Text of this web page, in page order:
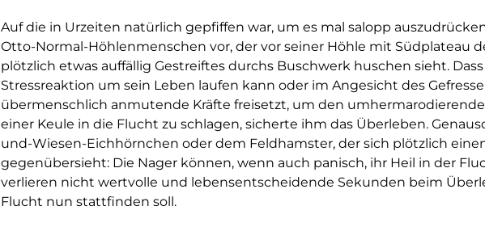
Auf die in Urzeiten natürlich gepfiffen war, um es mal salopp
Otto-Normal-Höhlenmenschen vor, der vor seiner Höhle mit Südplateau
plötzlich etwas auffällig Gestreiftes durchs Buschwerk huschen sieht.
Stressreaktion um sein Leben laufen kann oder im Angesicht des
übermenschlich anmutende Kräfte freisetzt, um den
einer Keule in die Flucht zu schlagen, sicherte ihm das Überleben.
und-Wiesen-Eichhörnchen oder dem Feldhamster, der sich plötzlich
gegenübersieht: Die Nager können, wenn auch panisch, ihr Heil in der
verlieren nicht wertvolle und lebensentscheidende Sekunden beim
Flucht nun stattfinden soll.